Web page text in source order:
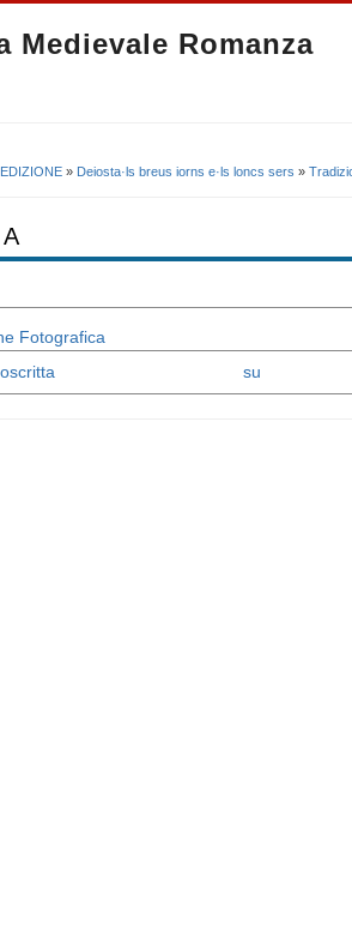
Medievale Romanza
EDIZIONE » Deiosta·ls breus iorns e·ls loncs sers »
Fotografica
su